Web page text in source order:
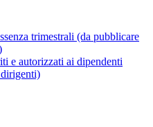
trimestrali (da pubblicare
e autorizzati ai dipendenti